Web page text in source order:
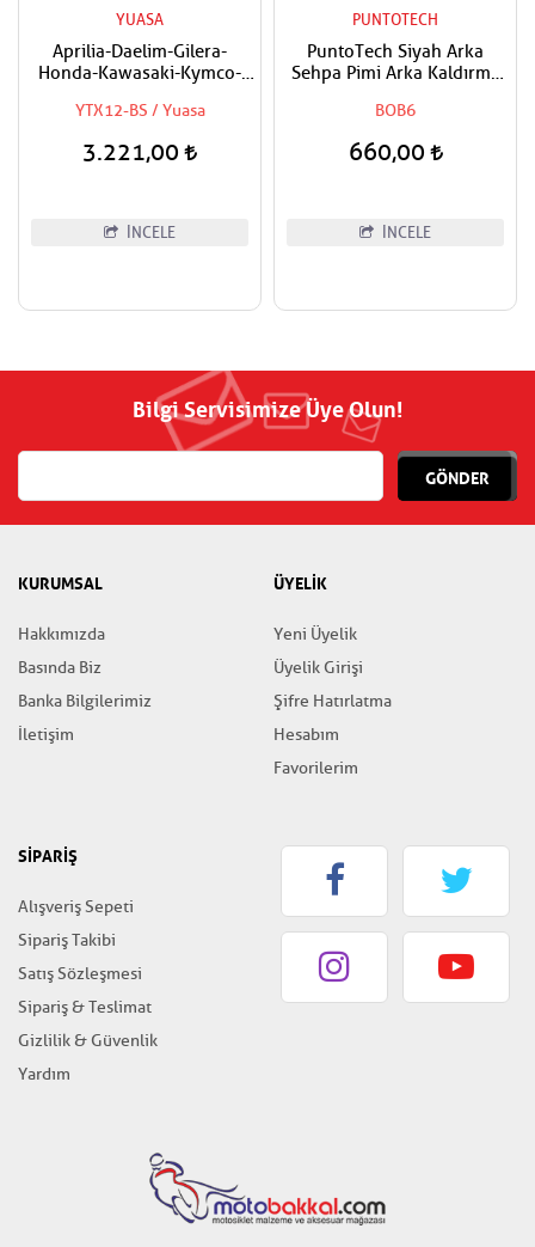
YUASA
Aprilia-Daelim-Gilera-
Honda-Kawasaki-Kymco-
Triumph-Yamaha-Vespa
YTX12-BS / Yuasa
3.221,00
İNCELE
PUNTOTECH
PuntoTech Siyah Arka
Sehpa Pimi Arka Kaldırma
Sliders M6
BOB6
660,00
İNCELE
Bilgi Servisimize Üye Olun!
GÖNDER
KURUMSAL
Hakkımızda
Basında Biz
Banka Bilgilerimiz
İletişim
ÜYELİK
Yeni Üyelik
Üyelik Girişi
Şifre Hatırlatma
Hesabım
Favorilerim
SİPARİŞ
Alışveriş Sepeti
Sipariş Takibi
Satış Sözleşmesi
Sipariş & Teslimat
Gizlilik & Güvenlik
Yardım